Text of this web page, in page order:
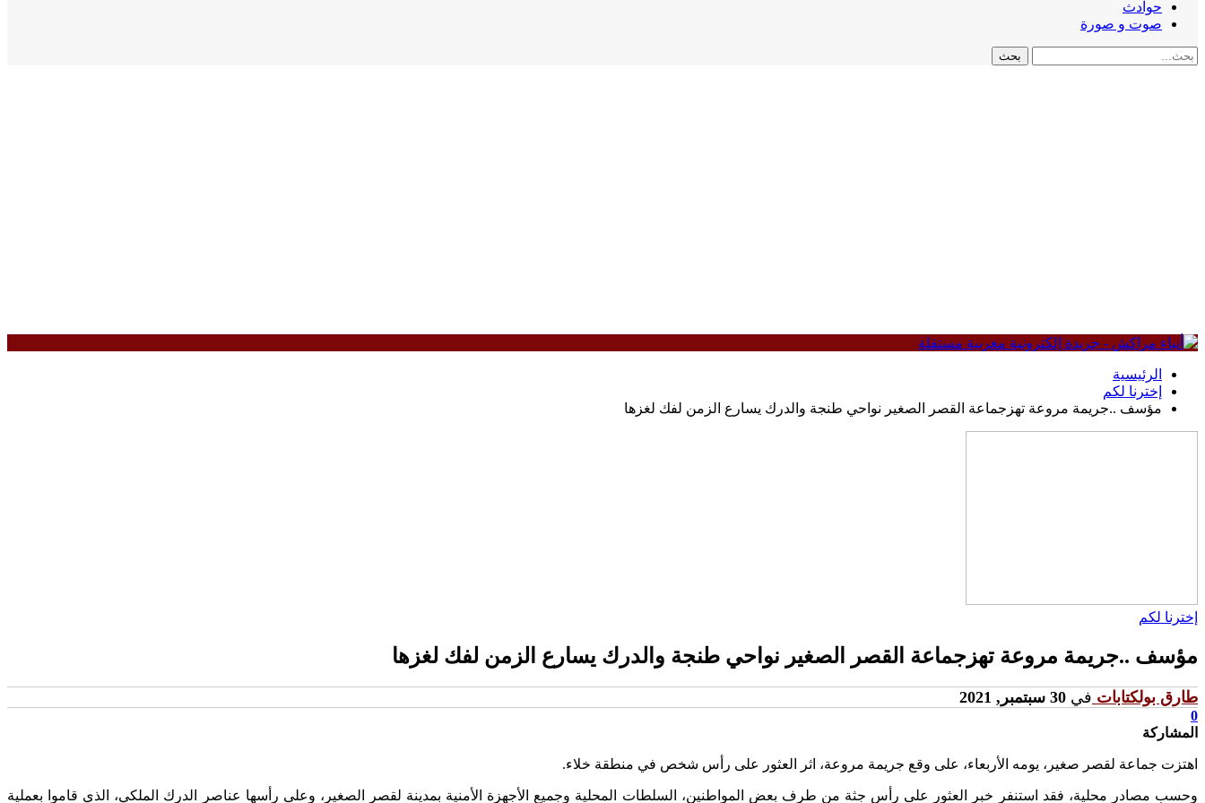
حوادث
صوت و صورة
الرئيسية
إخترنا لكم
مؤسف ..جريمة مروعة تهزجماعة القصر الصغير نواحي طنجة والدرك يسارع الزمن لفك لغزها
إخترنا لكم
مؤسف ..جريمة مروعة تهزجماعة القصر الصغير نواحي طنجة والدرك يسارع الزمن لفك لغزها
طارق بولكتابات في 30 سبتمبر, 2021
0
المشاركة
اهتزت جماعة لقصر صغير، يومه الأربعاء، على وقع جريمة مروعة، اثر العثور على رأس شخص في منطقة خلاء.
وحسب مصادر محلية، فقد استنفر خبر العثور على رأس جثة من طرف بعض المواطنين، السلطات المحلية وجميع الأجهزة الأمنية بمدينة لقصر الصغير، وعلى رأسها عناصر الدرك الملكي، الذي قاموا بعملية